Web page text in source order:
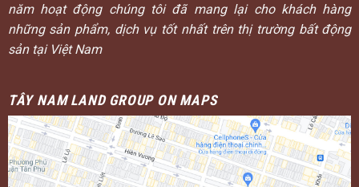
năm hoạt động chúng tôi đã mang lại cho khách hàng
những sản phẩm, dịch vụ tốt nhất trên thị trường bất động
sản tại Việt Nam
TÂY NAM LAND GROUP ON MAPS